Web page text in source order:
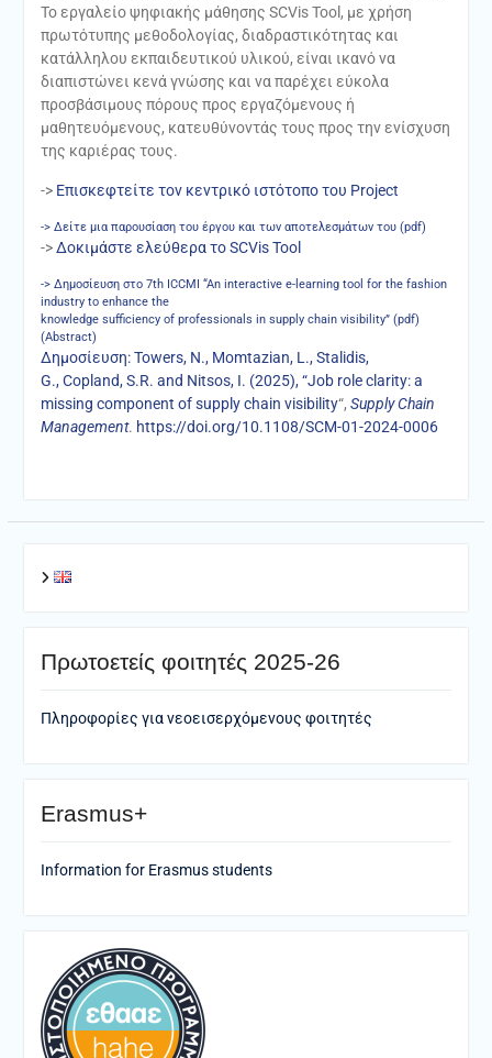
Το εργαλείο ψηφιακής μάθησης SCVis Tool, με χρήση
πρωτότυπης μεθοδολογίας, διαδραστικότητας και
κατάλληλου εκπαιδευτικού υλικού, είναι ικανό να
διαπιστώνει κενά γνώσης και να παρέχει εύκολα
προσβάσιμους πόρους προς εργαζόμενους ή
μαθητευόμενους, κατευθύνοντάς τους προς την ενίσχυση
της καριέρας τους.
-> Επισκεφτείτε τον κεντρικό ιστότοπο του Project
-> Δείτε μια παρουσίαση του έργου και των αποτελεσμάτων του (pdf)
->Δοκιμάστε ελεύθερα το SCVis Tool
-> Δημοσίευση στο 7th ICCMI “An interactive e-learning tool for the fashion
industry to enhance the
knowledge sufficiency of professionals in supply chain visibility” (pdf)
(Abstract)
Δημοσίευση: Towers, N., Momtazian, L., Stalidis,
G., Copland, S.R. and Nitsos, I. (2025), “Job role clarity: a
missing component of supply chain visibility“, Supply Chain
Management. https://doi.org/10.1108/SCM-01-2024-0006
Πρωτοετείς φοιτητές 2025-26
Πληροφορίες για νεοεισερχόμενους φοιτητές
Erasmus+
Information for Erasmus students